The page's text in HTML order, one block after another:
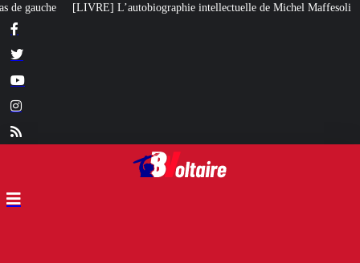
intellectuelle de Michel Maffesoli Pour regagner son influence en